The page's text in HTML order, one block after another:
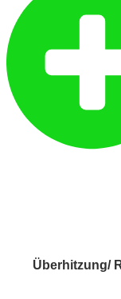
Überhitzung/